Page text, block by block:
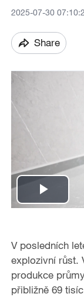
2025-07-30
Share
P
a
y
​​V posledních
explozivní růst.
produkce
přibližně 69